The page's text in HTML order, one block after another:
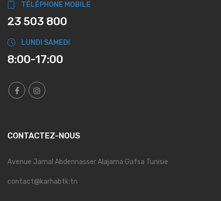
TÉLÉPHONE MOBILE
23 503 800
LUNDI SAMEDI
8:00-17:00
CONTACTEZ-NOUS
Avenue Jamal Abdennasser Alajama Gafsa Tunisie
contact@karhabtk.tn